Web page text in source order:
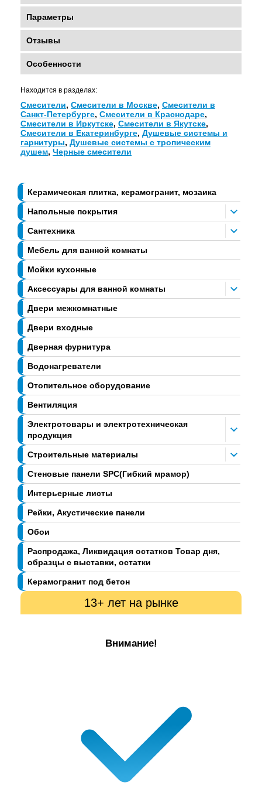
Керамическая плитка, керамогранит, мозаика
Напольные покрытия
Сантехника
Мебель для ванной комнаты
Мойки кухонные
Аксессуары для ванной комнаты
Двери межкомнатные
Двери входные
Дверная фурнитура
Водонагреватели
Отопительное оборудование
Вентиляция
Электротовары и электротехническая
продукция
Строительные материалы
Стеновые панели SPC(Гибкий мрамор)
Интерьерные листы
Рейки, Акустические панели
Обои
Распродажа, Ликвидация остатков Товар дня,
образцы с выставки, остатки
Керамогранит под бетон
13+ лет на рынке
Внимание!
Параметры
Отзывы
Особенности
Находится в разделах:
Смесители, Смесители в Москве, Смесители в
Санкт-Петербурге, Смесители в Краснодаре,
Смесители в Иркутске, Смесители в Якутске,
Смесители в Екатеринбурге, Душевые системы и
гарнитуры, Душевые системы с тропическим
душем, Черные смесители